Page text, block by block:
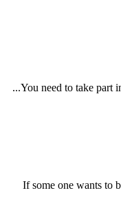
You need to take part
If some one wants to